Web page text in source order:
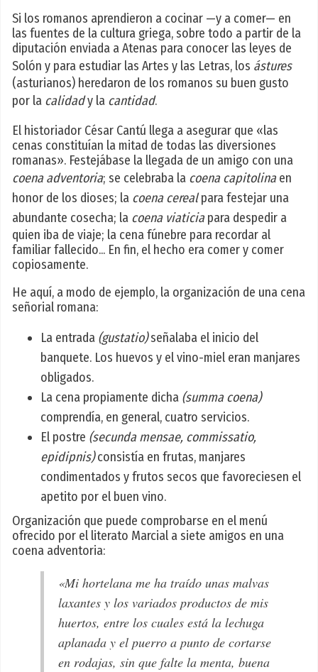
Si los romanos aprendieron a cocinar —y a comer— en
las fuentes de la cultura griega, sobre todo a partir de la
diputación enviada a Atenas para conocer las leyes de
Solón y para estudiar las Artes y las Letras, los ástures
(asturianos) heredaron de los romanos su buen gusto
por la calidady la cantidad.
El historiador César Cantú llega a asegurar que «las
cenas constituían la mitad de todas las diversiones
romanas». Festejábase la llegada de un amigo con una
coena adventoria; se celebraba la coena capitolina en
honor de los dioses; la coena cerealpara festejar una
abundante cosecha; la coena viaticia para despedir a
quien iba de viaje; la cena fúnebre para recordar al
familiar fallecido... En fin, el hecho era comer y comer
copiosamente.
He aquí, a modo de ejemplo, la organización de una cena
señorial romana:
La entrada (gustatio)señalaba el inicio del
banquete. Los huevos y el vino-miel eran manjares
obligados.
La cena propiamente dicha (summa coena)
comprendía, en general, cuatro servicios.
El postre (secunda mensae, commissatio,
epidipnis)consistía en frutas, manjares
condimentados y frutos secos que favoreciesen el
apetito por el buen vino.
Organización que puede comprobarse en el menú
ofrecido por el literato Marcial a siete amigos en una
coena adventoria:
«Mi hortelana me ha traído unas malvas
laxantes y los variados productos de mis
huertos, entre los cuales está la lechuga
aplanada y el puerro a punto de cortarse
en rodajas, sin que falte la menta, buena